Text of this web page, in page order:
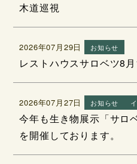
木道巡視
2026年07月29日 お知らせ
レストハウスサロベツ8
2026年07月27日 お知らせ
今年も生き物展示「サロ
を開催しております。